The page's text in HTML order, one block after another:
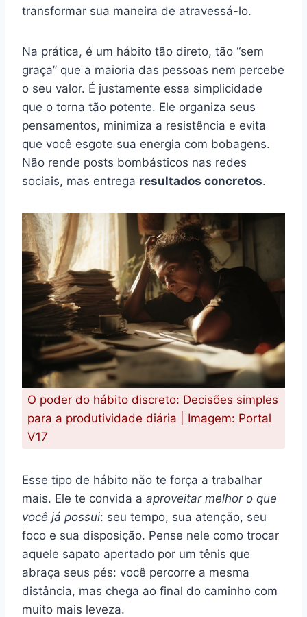
transformar sua maneira de atravessá-lo.
Na prática, é um hábito tão direto, tão “sem
graça” que a maioria das pessoas nem percebe
o seu valor. É justamente essa simplicidade
que o torna tão potente. Ele organiza seus
pensamentos, minimiza a resistência e evita
que você esgote sua energia com bobagens.
Não rende posts bombásticos nas redes
sociais, mas entrega resultados concretos.
O poder do hábito discreto: Decisões simples
para a produtividade diária | Imagem: Portal
V17
Esse tipo de hábito não te força a trabalhar
mais. Ele te convida a aproveitar melhor o que
você já possui: seu tempo, sua atenção, seu
foco e sua disposição. Pense nele como trocar
aquele sapato apertado por um tênis que
abraça seus pés: você percorre a mesma
distância, mas chega ao final do caminho com
muito mais leveza.